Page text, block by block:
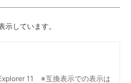
示しています。
11 ※互換表示での表示は